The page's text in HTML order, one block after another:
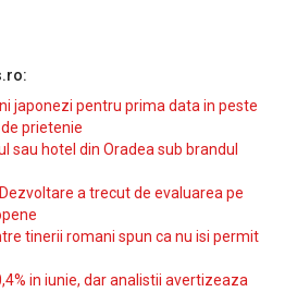
japonezi pentru prima data in peste
prietenie
sau hotel din Oradea sub brandul
a trecut de evaluarea pe
tinerii romani spun ca nu isi permit
in iunie, dar analistii avertizeaza